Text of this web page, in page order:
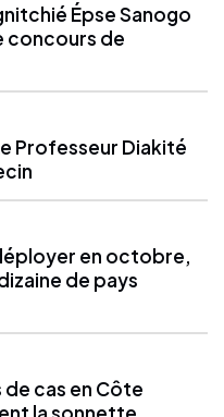
Épse Sanogo
concours de
Professeur Diakité
en octobre,
de pays
cas en Côte